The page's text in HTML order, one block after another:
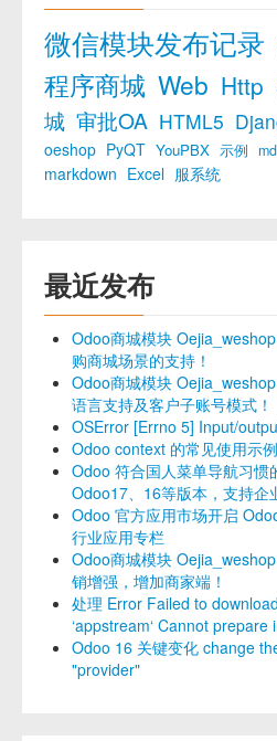
微信模块发布记录
程序商城 Web Http
城 审批OA HTML5
oeshop PyQT YouPBX 示例 md
markdown Excel 服系统
最近发布
Odoo商城模块
购商城场景的支持！
Odoo商城模块
语言支持及客户子账号模式！
OSError [Errno 5] Input/
Odoo context 的常见使用示例
Odoo 符合国人菜单导航习惯
Odoo17、16等版本，支持企
Odoo 官方应用市场开启
行业应用专栏
Odoo商城模块
销增强，增加商家端！
处理 Error Failed to
‘appstream‘ Cannot
Odoo 16 关键变化 change
"provider"